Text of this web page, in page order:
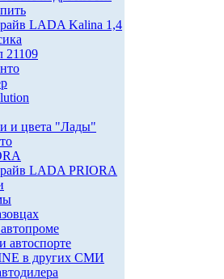
LADA Kalina 1,4
21109
и цвета "Лады"
LADA PRIORA
автоспорте
в других СМИ